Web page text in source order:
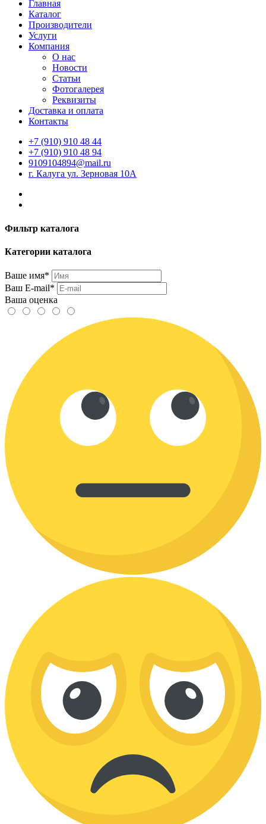
Главная
Каталог
Производители
Услуги
Компания
О нас
Новости
Статьи
Фотогалерея
Реквизиты
Доставка и оплата
Контакты
+7 (910) 910 48 44
+7 (910) 910 48 94
9109104894@mail.ru
г. Калуга ул. Зерновая 10А
Фильтр каталога
Категории каталога
Ваше имя*
Ваш E-mail*
Ваша оценка